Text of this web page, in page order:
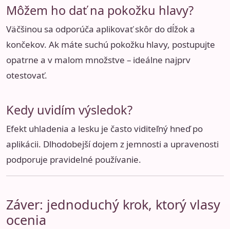
Môžem ho dať na pokožku hlavy?
Väčšinou sa odporúča aplikovať skôr do dĺžok a
končekov. Ak máte suchú pokožku hlavy, postupujte
opatrne a v malom množstve – ideálne najprv
otestovať.
Kedy uvidím výsledok?
Efekt uhladenia a lesku je často viditeľný hneď po
aplikácii. Dlhodobejší dojem z jemnosti a upravenosti
podporuje pravidelné používanie.
Záver: jednoduchý krok, ktorý vlasy
ocenia